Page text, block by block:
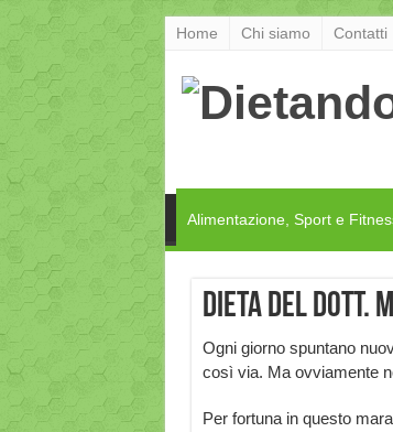
Home Chi siamo Contatti
Alimentazione, Sport e
Dieta del dott.
Ogni giorno spuntano
così via. Ma ovviamente
Per fortuna in questo